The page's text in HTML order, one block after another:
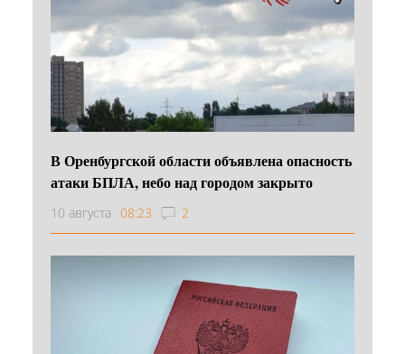
В Оренбургской области объявлена опасность
атаки БПЛА, небо над городом закрыто
10 августа 08:23 2